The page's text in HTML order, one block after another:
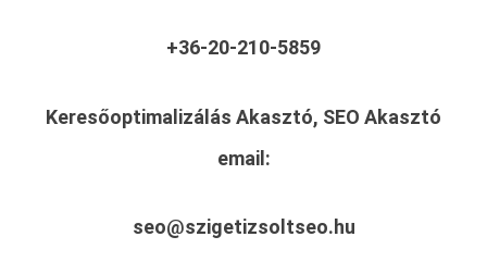
+36-20-210-5859
Keresőoptimalizálás Akasztó, SEO Akasztó
email:
seo@szigetizsoltseo.hu